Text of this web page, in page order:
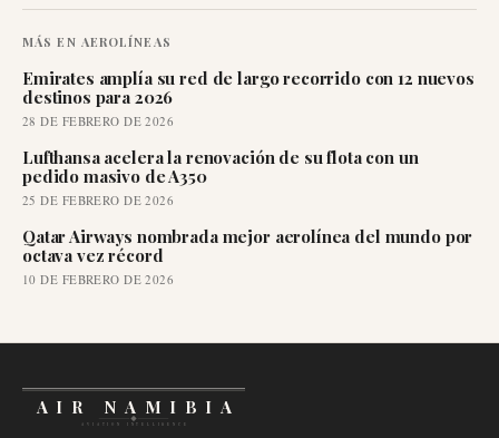
MÁS EN AEROLÍNEAS
Emirates amplía su red de largo recorrido con 12 nuevos
destinos para 2026
28 DE FEBRERO DE 2026
Lufthansa acelera la renovación de su flota con un
pedido masivo de A350
25 DE FEBRERO DE 2026
Qatar Airways nombrada mejor aerolínea del mundo por
octava vez récord
10 DE FEBRERO DE 2026
AIR NAMIBIA
AVIATION INTELLIGENCE